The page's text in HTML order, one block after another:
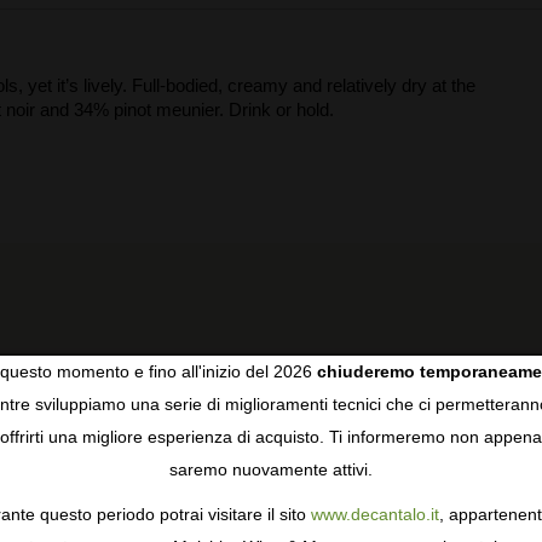
yet it’s lively. Full-bodied, creamy and relatively dry at the
and 34% pinot meunier. Drink or hold.
RECENSIONI DEGLI UTENTI
3,9
COOKIES
come i cookie per personalizzare e mejorar la tua
sulla privacy
per saperne di più, o gestisci le tue
Consenso.
momento e fino all'inizio del 2026 chiuderemo
sviluppiamo una serie di miglioramenti tecnici che ci
offrirti una migliore esperienza di acquisto. Ti informeremo non appena
saremo nuovamente attivi.
questo periodo potrai visitare il sito www.decantalo.it,